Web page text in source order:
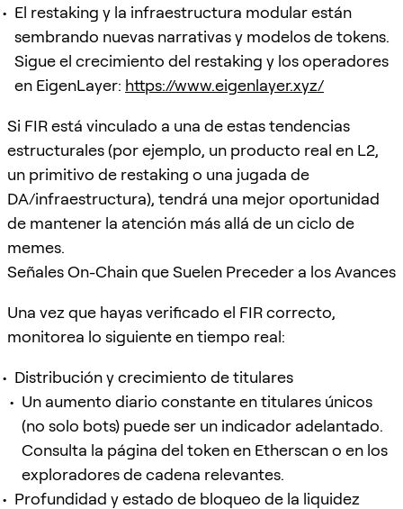
El restaking y la infraestructura modular están
sembrando nuevas narrativas y modelos de tokens.
Sigue el crecimiento del restaking y los operadores
en EigenLayer: https://www.eigenlayer.xyz/
Si FIR está vinculado a una de estas tendencias
estructurales (por ejemplo, un producto real en L2,
un primitivo de restaking o una jugada de
DA/infraestructura), tendrá una mejor oportunidad
de mantener la atención más allá de un ciclo de
memes.
Señales On-Chain que Suelen Preceder a los Avances
Una vez que hayas verificado el FIR correcto,
monitorea lo siguiente en tiempo real:
Distribución y crecimiento de titulares
Un aumento diario constante en titulares únicos
(no solo bots) puede ser un indicador adelantado.
Consulta la página del token en Etherscan o en los
exploradores de cadena relevantes.
Profundidad y estado de bloqueo de la liquidez